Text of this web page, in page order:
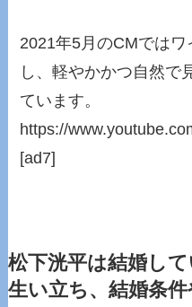
2021年5月のCMでは
し、軽やかかつ自然で
ています。
https://
[ad7]
松下洸平は結婚し
生い立ち、結婚条